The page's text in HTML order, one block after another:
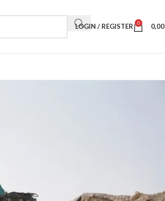
LOGIN / REGISTER 0